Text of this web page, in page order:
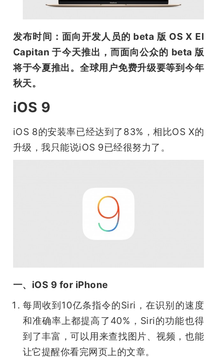
发布时间：面向开发人员的 beta 版 OS X El
Capitan 于今天推出，而面向公众的 beta 版
将于今夏推出。全球用户免费升级要等到今年
秋天。
iOS 9
iOS 8的安装率已经达到了83%，相比OS X的
升级，我只能说iOS 9已经很努力了。
一、iOS 9 for iPhone
每周收到10亿条指令的Siri，在识别的速度
和准确率上都提高了40%，Siri的功能也得
到了丰富，可以用来查找图片、视频，也能
让它提醒你看完网页上的文章。